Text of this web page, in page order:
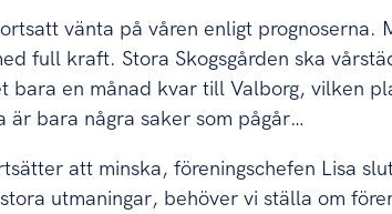
vänta på våren enligt prognoserna.
full kraft. Stora Skogsgården ska
bara en månad kvar till Valborg, vilken
bara några saker som pågår…
att minska, föreningschefen Lisa
utmaningar, behöver vi ställa om